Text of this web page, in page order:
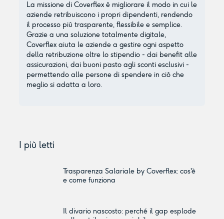
La missione di Coverflex è migliorare il modo in cui le
aziende retribuiscono i propri dipendenti, rendendo
il processo più trasparente, flessibile e semplice.
Grazie a una soluzione totalmente digitale,
Coverflex aiuta le aziende a gestire ogni aspetto
della retribuzione oltre lo stipendio - dai benefit alle
assicurazioni, dai buoni pasto agli sconti esclusivi -
permettendo alle persone di spendere in ciò che
meglio si adatta a loro.
I più letti
Trasparenza Salariale by Coverflex: cos'è
e come funziona
Il divario nascosto: perché il gap esplode